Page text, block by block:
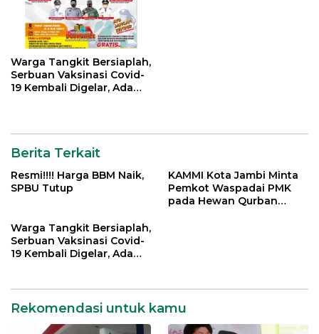
Warga Tangkit Bersiaplah,
Serbuan Vaksinasi Covid-
19 Kembali Digelar, Ada
Berita Terkait
Resmi!!!! Harga BBM Naik,
SPBU Tutup
KAMMI Kota Jambi Minta
Pemkot Waspadai PMK
pada Hewan Qurban
Warga Tangkit Bersiaplah,
Serbuan Vaksinasi Covid-
19 Kembali Digelar, Ada
Rekomendasi untuk kamu